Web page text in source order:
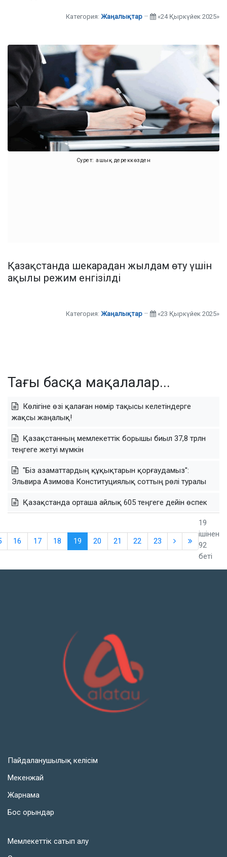
Категория: Жаңалықтар «24 Қыркүйек 2025»
Сурет: ашық дереккөзден
Қазақстанда шекарадан жылдам өту үшін
ақылы режим енгізілді
Категория: Жаңалықтар «23 Қыркүйек 2025»
Тағы басқа мақалалар...
Көлігіне өзі қалаған нөмір тақысы келетіндерге
жақсы жаңалық!
Қазақстанның мемлекеттік борышы биыл 37,8 трлн
теңгеге жетуі мүмкін
"Біз азаматтардың құқықтарын қорғаудамыз":
Эльвира Азимова Конституциялық соттың рөлі туралы
Қазақстанда орташа айлық 605 теңгеге дейін өспек
19
ішінен
92
беті
16 17 18 19 20 21 22 23
Пайдаланушылық келісім
Мекенжай
Жарнама
Бос орындар
Мемлекеттік сатып алу